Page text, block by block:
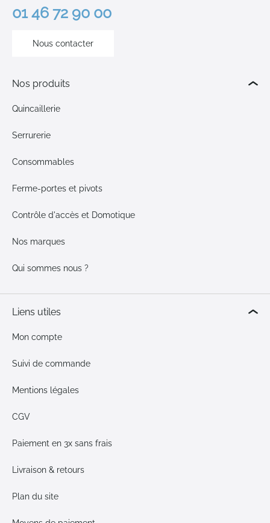
01 46 72 90 00
Nous contacter
Nos produits
Quincaillerie
Serrurerie
Consommables
Ferme-portes et pivots
Contrôle d'accès et Domotique
Nos marques
Qui sommes nous ?
Liens utiles
Mon compte
Suivi de commande
Mentions légales
CGV
Paiement en 3x sans frais
Livraison & retours
Plan du site